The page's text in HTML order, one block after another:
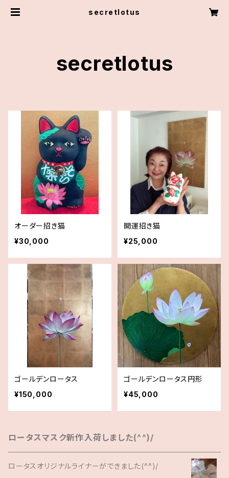
secretlotus
secretlotus
オーダー招き猫
¥30,000
開運招き猫
¥25,000
ゴールデンロータス
¥150,000
ゴールデンロータス円形
¥45,000
ロータスマスク新作入荷しました(^^)/
ロータスオリジナルライナーができました(^^)/